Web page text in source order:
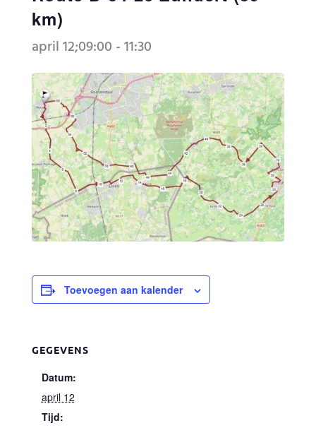
km)
april 12;09:00 -11:30
Toevoegen aan kalender
GEGEVENS
Datum:
april 12
Tijd: